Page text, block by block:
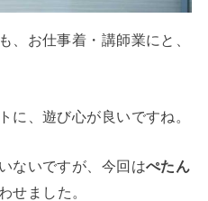
、お仕事着・講師業にと、
に、遊び心が良いですね。
ないですが、今回はぺたん
せました。